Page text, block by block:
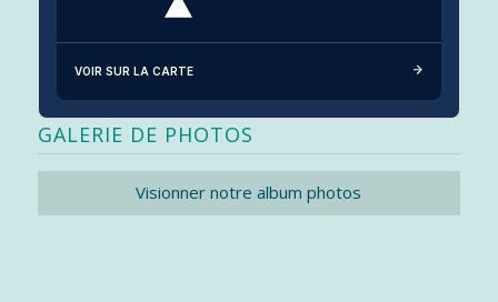
VOIR SUR LA CARTE
GALERIE DE PHOTOS
Visionner notre album photos